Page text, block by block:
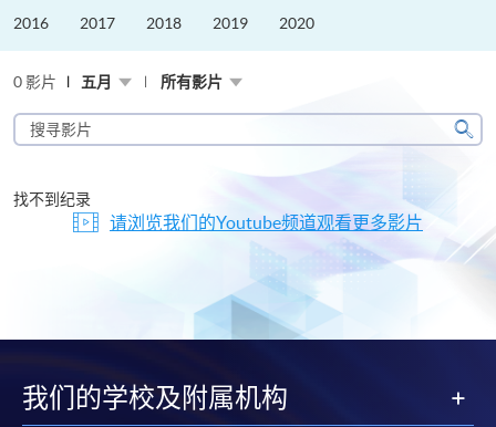
2016
2017 2018 2019 2020
0 影片 五月 所有影片
搜
寻
片
搜
找不到纪录
请浏览我们的Youtube频道观看更多影片
我们的学校及附属机构